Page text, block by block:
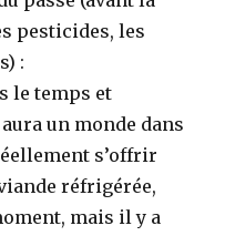
pesticides, les
:
le temps et
un monde dans
s’offrir
réfrigérée,
mais il y a